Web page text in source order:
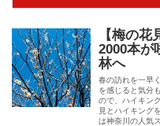
【梅の
2000本が
林へ
春の訪れを一早
を感じると気分
ので、ハイキン
見とハイキング
は神奈川の人気